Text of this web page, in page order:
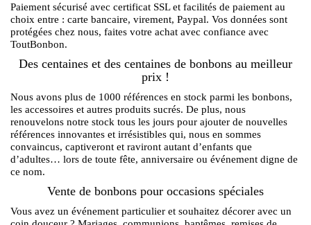
Paiement sécurisé avec certificat SSL et facilités de paiement au
choix entre : carte bancaire, virement, Paypal. Vos données sont
protégées chez nous, faites votre achat avec confiance avec
ToutBonbon.
Des centaines et des centaines de bonbons au meilleur
prix !
Nous avons plus de 1000 références en stock parmi les bonbons,
les accessoires et autres produits sucrés. De plus, nous
renouvelons notre stock tous les jours pour ajouter de nouvelles
références innovantes et irrésistibles qui, nous en sommes
convaincus, captiveront et raviront autant d’enfants que
d’adultes… lors de toute fête, anniversaire ou événement digne de
ce nom.
Vente de bonbons pour occasions spéciales
Vous avez un événement particulier et souhaitez décorer avec un